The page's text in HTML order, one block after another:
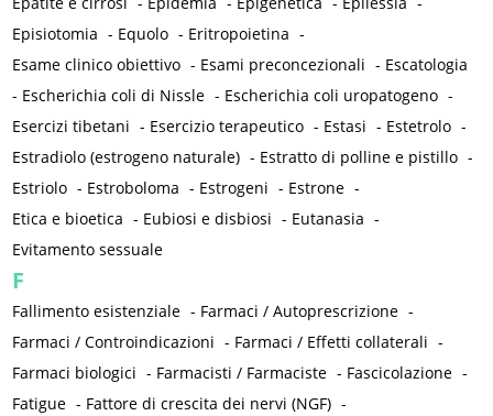
Episiotomia - Equolo - Eritropoietina -
Esame clinico obiettivo - Esami preconcezionali - Escatologia
- Escherichia coli di Nissle - Escherichia coli uropatogeno -
Esercizi tibetani - Esercizio terapeutico - Estasi - Estetrolo -
Estradiolo (estrogeno naturale) - Estratto di polline e pistillo -
Estriolo - Estroboloma - Estrogeni - Estrone -
Etica e bioetica - Eubiosi e disbiosi - Eutanasia -
Evitamento sessuale
F
Fallimento esistenziale - Farmaci / Autoprescrizione -
Farmaci / Controindicazioni - Farmaci / Effetti collaterali -
Farmaci biologici - Farmacisti / Farmaciste - Fascicolazione -
Fatigue - Fattore di crescita dei nervi (NGF) -